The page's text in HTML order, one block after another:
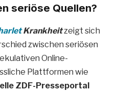
seriöse Quellen?
Krankheitzeigt sich
zwischen seriösen
Online-
Plattformen wie
ZDF-Presseportal